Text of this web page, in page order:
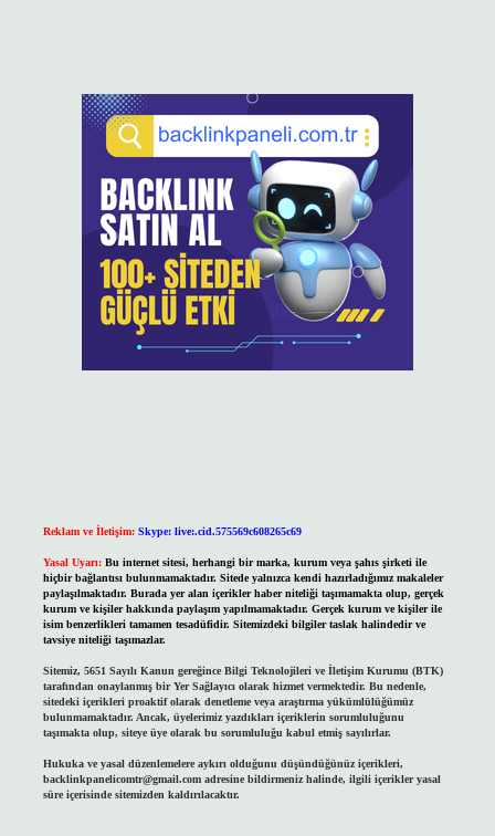
Reklam ve İletişim: Skype: live:.cid.575569c608265c69
Yasal Uyarı: Bu internet sitesi, herhangi bir marka, kurum veya şahıs şirketi ile
hiçbir bağlantısı bulunmamaktadır. Sitede yalnızca kendi hazırladığımız makaleler
paylaşılmaktadır. Burada yer alan içerikler haber niteliği taşımamakta olup, gerçek
kurum ve kişiler hakkında paylaşım yapılmamaktadır. Gerçek kurum ve kişiler ile
isim benzerlikleri tamamen tesadüfidir. Sitemizdeki bilgiler taslak halindedir ve
tavsiye niteliği taşımazlar.
Sitemiz, 5651 Sayılı Kanun gereğince Bilgi Teknolojileri ve İletişim Kurumu (BTK)
tarafından onaylanmış bir Yer Sağlayıcı olarak hizmet vermektedir. Bu nedenle,
sitedeki içerikleri proaktif olarak denetleme veya araştırma yükümlülüğümüz
bulunmamaktadır. Ancak, üyelerimiz yazdıkları içeriklerin sorumluluğunu
taşımakta olup, siteye üye olarak bu sorumluluğu kabul etmiş sayılırlar.
Hukuka ve yasal düzenlemelere aykırı olduğunu düşündüğünüz içerikleri,
backlinkpanelicomtr@gmail.comadresine bildirmeniz halinde, ilgili içerikler yasal
süre içerisinde sitemizden kaldırılacaktır.